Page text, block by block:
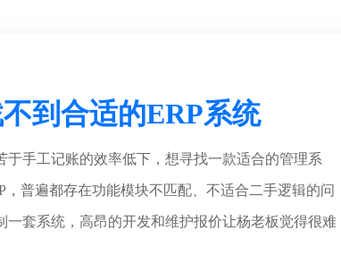
到合适的ERP系统
于手工记账的效率低下，想寻找一款适合的管理系
，普遍都存在功能模块不匹配、不适合二手逻辑的问
一套系统，高昂的开发和维护报价让杨老板觉得很难